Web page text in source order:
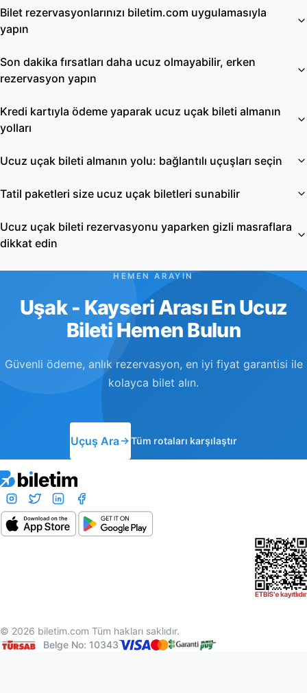
Bilet rezervasyonlarınızı biletim.com uygulamasıyla
yapın
Son dakika fırsatları daha ucuz olmayabilir, erken
rezervasyon yapın
Kredi kartıyla ödeme yaparak ucuz uçak bileti almanın
yolları
Ucuz uçak bileti almanın yolu: bağlantılı uçuşları seçin
Tatil paketleri size ucuz uçak biletleri sunabilir
Ucuz uçak bileti rezervasyonu yaparken gizli masraflara
dikkat edin
HEMEN ARAYIN
Uşak - Kayseri Arası En Ucuz
Bileti Hemen Bulun
Güvenli ödeme, anlık rezervasyon, en iyi fiyat garantisi ile
kolayca bilet alın.
Uçuş Ara Tüm rotaları karşılaştır
© 2026 biletim.com Tüm hakları saklıdır.
Belge No: 10343